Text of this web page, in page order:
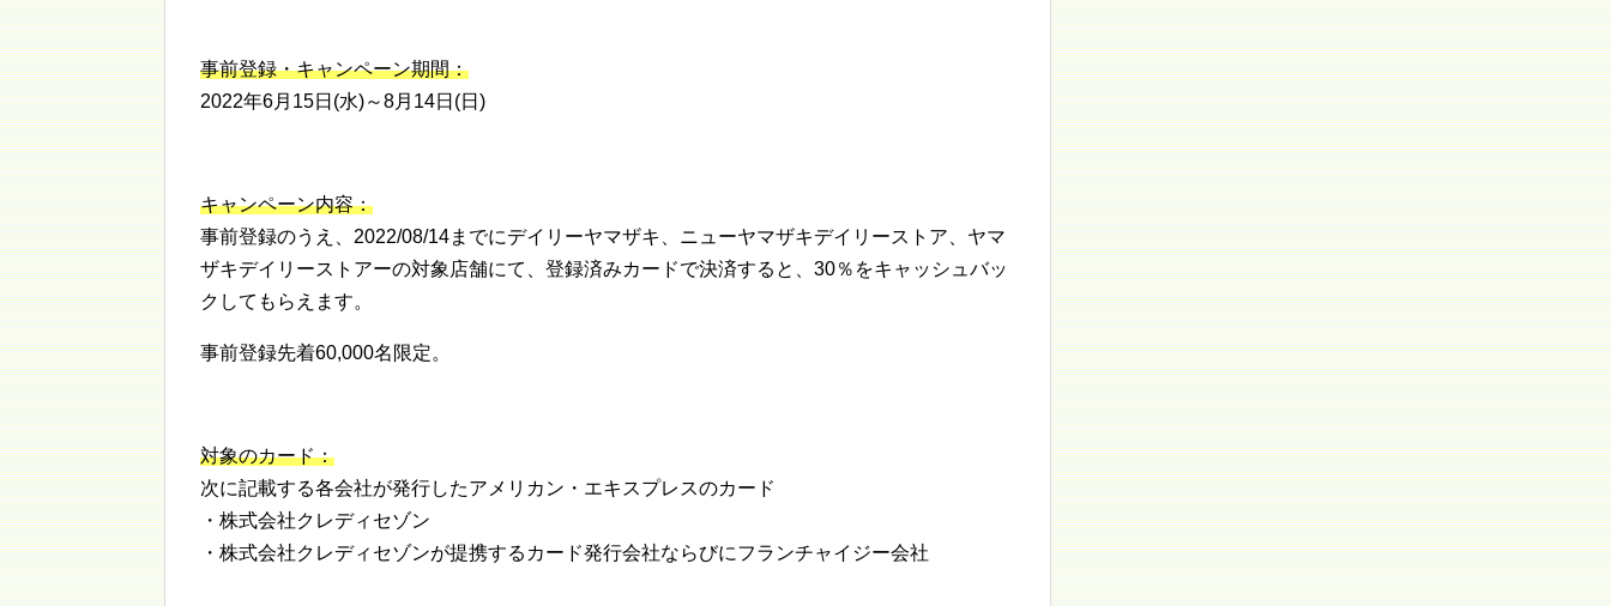
事前登録・キャンペーン期間：
2022年6月15日(水)～8月14日(日)
キャンペーン内容：
事前登録のうえ、2022/08/14までにデイリーヤマザキ、ニューヤマザキデイリーストア、ヤマ
ザキデイリーストアーの対象店舗にて、登録済みカードで決済すると、30％をキャッシュバッ
クしてもらえます。
事前登録先着60,000名限定。
対象のカード：
次に記載する各会社が発行したアメリカン・エキスプレスのカード
・株式会社クレディセゾン
・株式会社クレディセゾンが提携するカード発行会社ならびにフランチャイジー会社